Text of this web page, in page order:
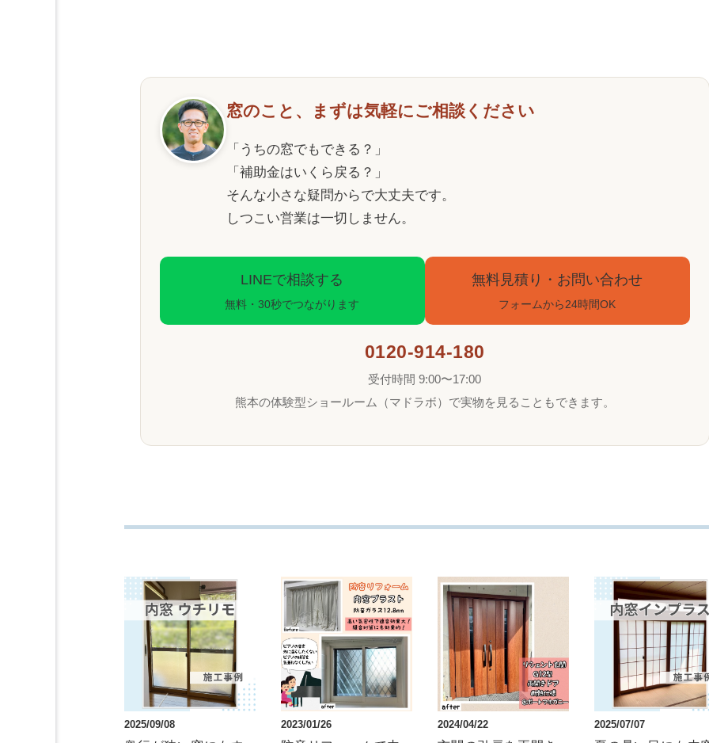
窓のこと、まずは気軽にご相談ください
「うちの窓でもできる？」
「補助金はいくら戻る？」
そんな小さな疑問からで大丈夫です。
しつこい営業は一切しません。
LINEで相談する
無料・30秒でつながります
無料見積り・お問い合わせ
フォームから24時間OK
0120-914-180
受付時間 9:00〜17:00
熊本の体験型ショールーム（マドラボ）で実物を見ることもできます。
2025/09/08 2023/01/26 2024/04/22 2025/07/07